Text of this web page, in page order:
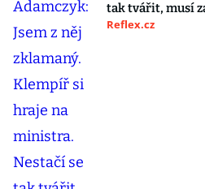
tak tvářit, musí
Reflex.cz